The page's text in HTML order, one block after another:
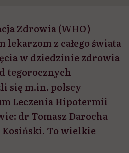
Zdrowia (WHO)
z całego świata
w dziedzinie zdrowia
tegorocznych
się m.in. polscy
Leczenia Hipotermii
dr Tomasz Darocha
To wielkie